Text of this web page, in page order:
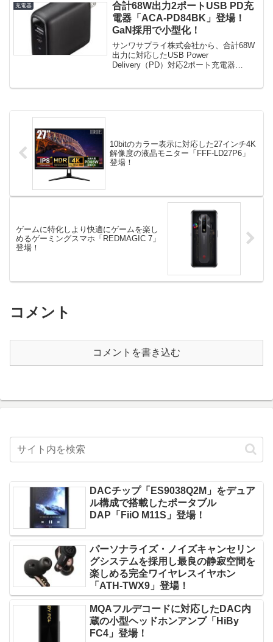
充電器
合計68W出力2ポートUSB PD充
電器「ACA-PD84BK」登場！
GaN採用で小型化！
サンワサプライ株式会社から、合計68W
出力に対応したUSB Power
Delivery（PD）対応2ポート充電器
10bitのカラー表示に対応した27インチ4K
解像度の液晶モニター「FFF-LD27P6」
登場！
ゲームに特化しより快適にゲームを楽し
めるゲーミングスマホ「REDMAGIC 7」
登場！
コメント
コメントを書き込む
DACチップ「ES9038Q2M」をデュア
ル構成で搭載したポータブル
DAP「FiiO M11S」登場！
パーソナライズ・ノイズキャンセリン
グシステムを採用し最良の静寂空間を
楽しめる完全ワイヤレスイヤホン
「ATH-TWX9」登場！
MQAフルデコードに対応したDAC内
蔵の小型ヘッドホンアンプ「HiBy
FC4」登場！